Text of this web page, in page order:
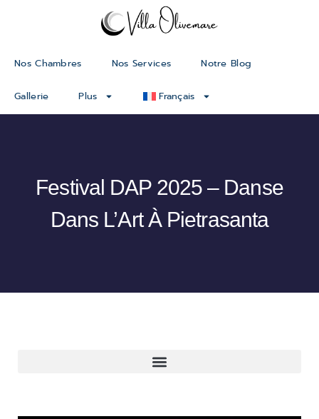
Nos Chambres Nos Services Notre Blog
Gallerie Plus Français
Festival DAP 2025 – Danse
Dans L’Art À Pietrasanta